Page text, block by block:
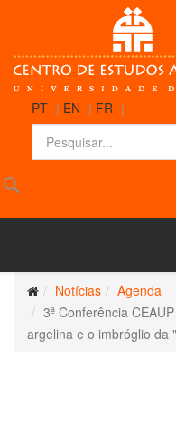
PT | EN | FR |
Notícias
Agenda
3ª Conferência
argelina e o imbróglio da